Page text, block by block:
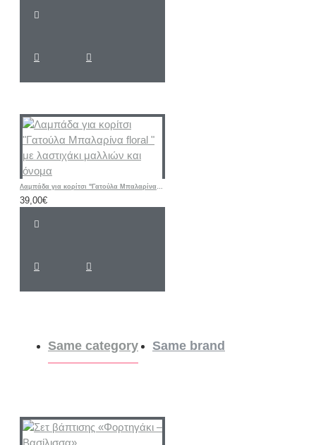
Λαμπάδα για κορίτσι "Γατούλα Μπαλαρίνα floral " με λαστιχάκι μαλλιών και όνομα
39,00€
Same category Same brand